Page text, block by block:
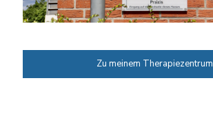
Zu meinem Therapiezentrum